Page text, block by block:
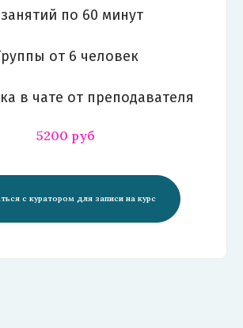
по 60 минут
от 6 человек
в чате от преподавателя
5200 руб
с куратором для записи на курс